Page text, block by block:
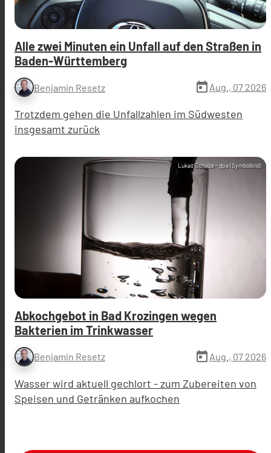
Alle zwei Minuten ein Unfall auf den Straßen in
Baden-Württemberg
Benjamin Resetz today Aug., 07 2026
Trotzdem gehen die Unfallzahlen im Südwesten
insgesamt zurück
Lukas Schulze - dpa (Symbolbild)
Abkochgebot in Bad Krozingen wegen
Bakterien im Trinkwasser
Benjamin Resetz today Aug., 07 2026
Wasser wird aktuell gechlort - zum Zubereiten von
Speisen und Getränken aufkochen